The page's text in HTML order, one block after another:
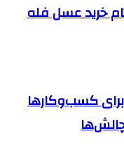
خرید عسل فله
برای کسب‌وکارها